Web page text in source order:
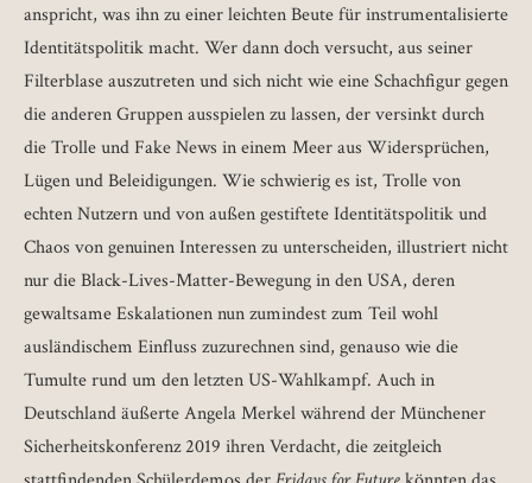
anspricht, was ihn zu einer leichten Beute für instrumentalisierte
Identitätspolitik macht. Wer dann doch versucht, aus seiner
Filterblase auszutreten und sich nicht wie eine Schachfigur gegen
die anderen Gruppen ausspielen zu lassen, der versinkt durch
die Trolle und Fake News in einem Meer aus Widersprüchen,
Lügen und Beleidigungen. Wie schwierig es ist, Trolle von
echten Nutzern und von außen gestiftete Identitätspolitik und
Chaos von genuinen Interessen zu unterscheiden, illustriert nicht
nur die Black-Lives-Matter-Bewegung in den USA, deren
gewaltsame Eskalationen nun zumindest zum Teil wohl
ausländischem Einfluss zuzurechnen sind, genauso wie die
Tumulte rund um den letzten US-Wahlkampf. Auch in
Deutschland äußerte Angela Merkel während der Münchener
Sicherheitskonferenz 2019 ihren Verdacht, die zeitgleich